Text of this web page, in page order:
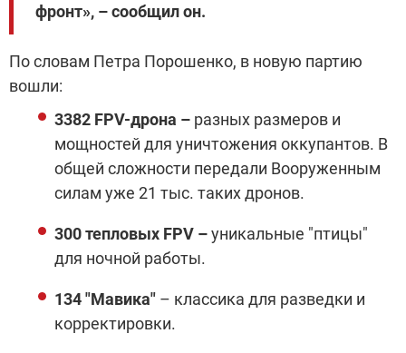
фронт», – сообщил он.
По словам Петра Порошенко, в новую партию
вошли:
3382 FPV-дрона – разных размеров и
мощностей для уничтожения оккупантов. В
общей сложности передали Вооруженным
силам уже 21 тыс. таких дронов.
300 тепловых FPV –уникальные "птицы"
для ночной работы.
134 "Мавика" – классика для разведки и
корректировки.